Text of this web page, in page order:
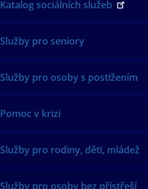
Katalog sociálních služeb
Služby pro seniory
Služby pro osoby s postižením
Pomoc v krizi
Služby pro rodiny, děti, mládež
Služby pro osoby bez přístřeší